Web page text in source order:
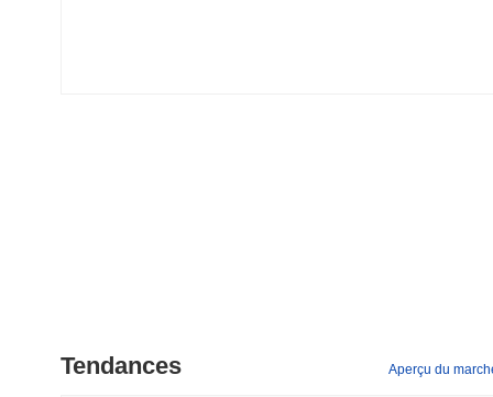
Tendances Aperçu du